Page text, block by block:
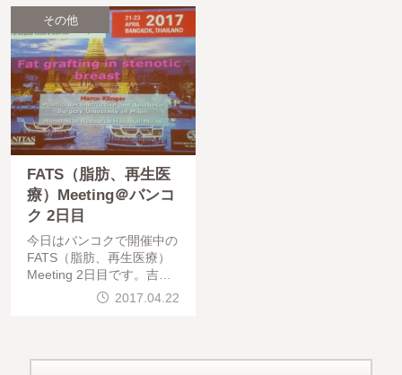
でした。（組織増大だけで
なく、肌質改
その他
FATS（脂肪、再生医
療）Meeting＠バンコ
ク 2日目
今日はバンコクで開催中の
FATS（脂肪、再生医療）
Meeting 2日目です。吉村
先生（自治医科大学教授）
2017.04.22